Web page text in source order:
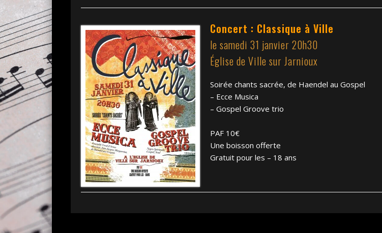
Concert : Classique à Ville
le samedi 31 janvier 20h30
Église de Ville sur Jarnioux
Soirée chants sacrée, de Haendel au Gospel
– Ecce Musica
– Gospel Groove trio
PAF 10€
Une boisson offerte
Gratuit pour les – 18 ans